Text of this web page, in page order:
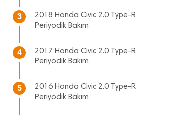
3
2018 Honda Civic 2.0 Type-R
Periyodik Bakım
4
2017 Honda Civic 2.0 Type-R
Periyodik Bakım
5
2016 Honda Civic 2.0 Type-R
Periyodik Bakım